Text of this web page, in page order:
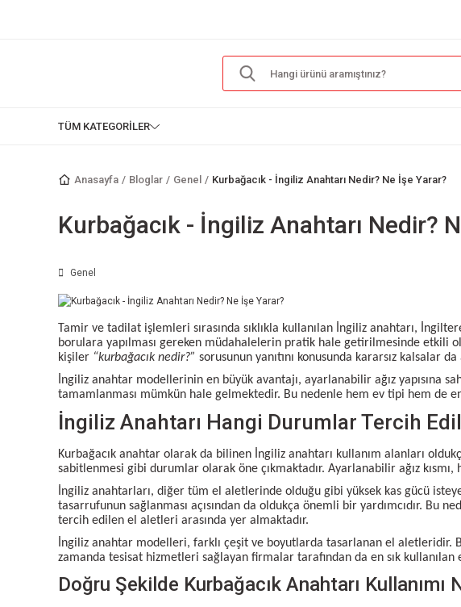
TÜM KATEGORİLER
Anasayfa Bloglar Genel Kurbağacık - İngiliz Anahtarı Nedir? Ne İşe Yarar?
Kurbağacık - İngiliz Anahtarı Nedir?
Genel
Tamir ve tadilat işlemleri sırasında sıklıkla kullanılan İngiliz anahtarı,
borulara yapılması gereken müdahalelerin pratik hale getirilmesinde etkili
kişiler “kurbağacık nedir?” sorusunun yanıtını konusunda kararsız kalsalar da
İngiliz anahtar modellerinin en büyük avantajı, ayarlanabilir ağız yapısına
tamamlanması mümkün hale gelmektedir. Bu nedenle hem ev tipi hem de
İngiliz Anahtarı Hangi Durumlar Tercih
Kurbağacık anahtar olarak da bilinen İngiliz anahtarı kullanım alanları
sabitlenmesi gibi durumlar olarak öne çıkmaktadır. Ayarlanabilir ağız
İngiliz anahtarları, diğer tüm el aletlerinde olduğu gibi yüksek kas gücü
tasarrufunun sağlanması açısından da oldukça önemli bir yardımcıdır. Bu
tercih edilen el aletleri arasında yer almaktadır.
İngiliz anahtar modelleri, farklı çeşit ve boyutlarda tasarlanan el aletleridir.
zamanda tesisat hizmetleri sağlayan firmalar tarafından da en sık kullanılan
Doğru Şekilde Kurbağacık Anahtarı Kullanımı